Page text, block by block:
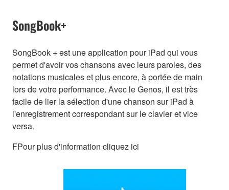
SongBook+
SongBook + est une application pour iPad qui vous
permet d'avoir vos chansons avec leurs paroles, des
notations musicales et plus encore, à portée de main
lors de votre performance. Avec le Genos, il est très
facile de lier la sélection d'une chanson sur iPad à
l'enregistrement correspondant sur le clavier et vice
versa.
FPour plus d'information cliquez ici